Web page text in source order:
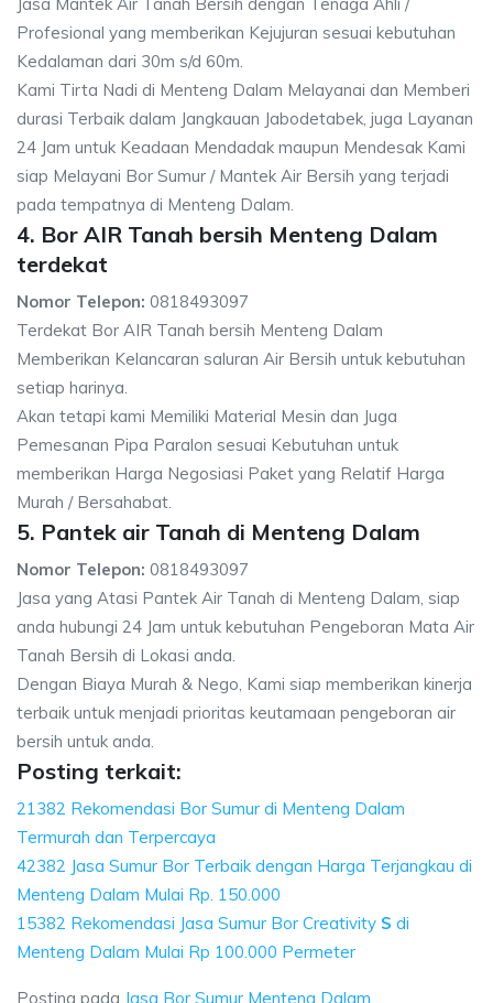
Profesional yang memberikan Kejujuran sesuai kebutuhan
Kedalaman dari 30m s/d 60m.
Kami Tirta Nadi di Menteng Dalam Melayanai dan Memberi
durasi Terbaik dalam Jangkauan Jabodetabek, juga Layanan
24 Jam untuk Keadaan Mendadak maupun Mendesak Kami
siap Melayani Bor Sumur / Mantek Air Bersih yang terjadi
pada tempatnya di Menteng Dalam.
4. Bor AIR Tanah bersih Menteng Dalam
terdekat
Nomor Telepon: 0818493097
Terdekat Bor AIR Tanah bersih Menteng Dalam
Memberikan Kelancaran saluran Air Bersih untuk kebutuhan
setiap harinya.
Akan tetapi kami Memiliki Material Mesin dan Juga
Pemesanan Pipa Paralon sesuai Kebutuhan untuk
memberikan Harga Negosiasi Paket yang Relatif Harga
Murah / Bersahabat.
5. Pantek air Tanah di Menteng Dalam
Nomor Telepon: 0818493097
Jasa yang Atasi Pantek Air Tanah di Menteng Dalam, siap
anda hubungi 24 Jam untuk kebutuhan Pengeboran Mata Air
Tanah Bersih di Lokasi anda.
Dengan Biaya Murah & Nego, Kami siap memberikan kinerja
terbaik untuk menjadi prioritas keutamaan pengeboran air
bersih untuk anda.
Posting terkait:
21382 Rekomendasi Bor Sumur di Menteng Dalam
Termurah dan Terpercaya
42382 Jasa Sumur Bor Terbaik dengan Harga Terjangkau di
Menteng Dalam Mulai Rp. 150.000
15382 Rekomendasi Jasa Sumur Bor Creativity S di
Menteng Dalam Mulai Rp 100.000 Permeter
Posting pada Jasa Bor Sumur Menteng Dalam